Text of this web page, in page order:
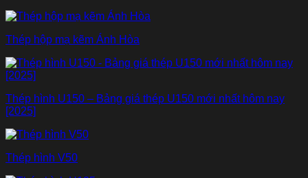
Thép hộp mạ kẽm Ánh Hòa
Thép hình U150 – Bảng giá thép U150 mới nhất hôm nay
[2025]
Thép hình V50